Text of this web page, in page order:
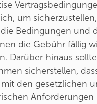
um
Bedingungen und
die Gebühr fällig
Darüber hinaus
sicherstellen,
mit den gesetzlichen
Anforderungen